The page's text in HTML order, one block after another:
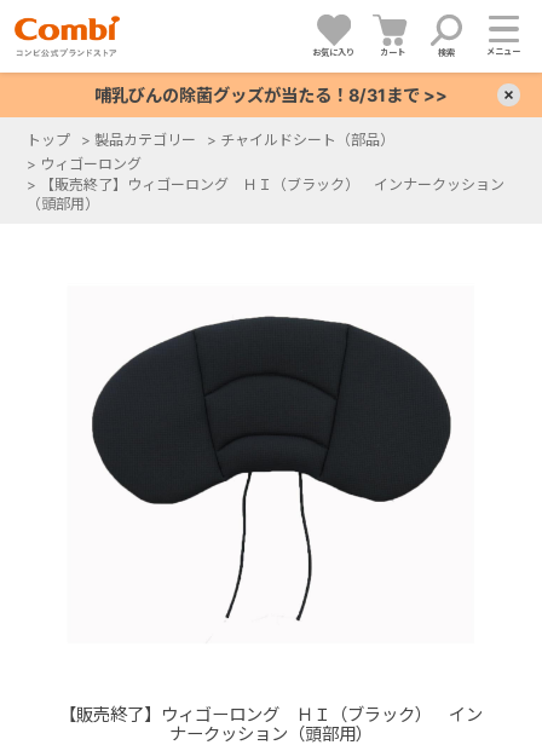
お気に入り カート 検索 メニュー
哺乳びんの除菌グッズが当たる！8/31まで >>
トップ > 製品カテゴリー > チャイルドシート（部品）
> ウィゴーロング
>
【販売終了】ウィゴーロング ＨＩ（ブラック） インナークッション
（頭部用）
【販売終了】ウィゴーロング ＨＩ（ブラック） イン
ナークッション（頭部用）